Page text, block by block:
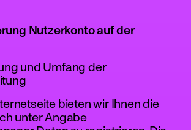
Nutzerkonto auf der
und Umfang der
bieten wir Ihnen die
unter Angabe